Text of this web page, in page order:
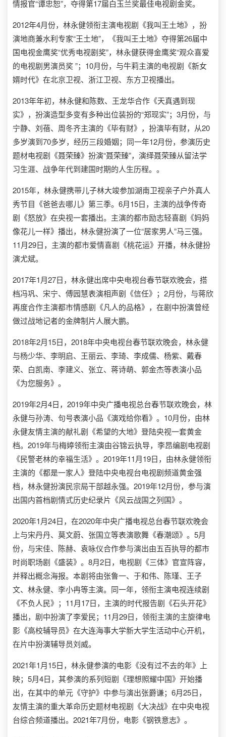
情报官“谭忠恕”，夺得第17届白玉兰奖最佳电视剧金奖。
2012年4月份，林永健领衔主演电视剧《我叫王土地》，扮
演地商兼水利专家“王土地”，《我叫王土地》夺得第26届中
国电视金鹰奖“优秀电视剧奖”，林永健获得金鹰奖“观众喜爱
的电视剧男演员奖 ”；10月份，与牛莉主演的电视剧《新女
婿时代》在北京卫视、浙江卫视、东方卫视播出。
2013年年初，林永健和陈数、王龙华合作《天真遇到现
实》，扮演造型多变有多种出位装扮的“郑现实”；3月份，与
宁静、刘蓓、周冬齐主演的《毕有财》，扮演毕有财，从20
多岁演到70多岁，经历三段婚姻；同一年12月份，参演历史
题材电视剧《聂荣臻》扮演“聂荣臻”，演绎聂荣臻从留法学
习生涯、战争年代到建国时期的人生历程。。
2015年，林永健携带儿子林大竣参加湖南卫视亲子户外真人
秀节目《爸爸去哪儿》第三季。6月15日，主演的战争传奇
剧《怒放》在央视一套播出。主演的都市励志轻喜剧《妈妈
像花儿一样》播出，林永健扮演了一位“居家男人”马三强。
11月29日，主演的都市爱情喜剧《桃花运》开播，林永健扮
演尤斌。
2017年1月27日，林永健出席中央电视台春节联欢晚会，搭
档冯巩、宋宁、傅园慧表演相声剧《信任》；2月份，与蒋欣
再度合作主演都市情感剧《凡人的品格》，在剧中扮演曾经
做过战地记者的金牌制片人展大鹏。
2018年2月15日，2018年中央电视台春节联欢晚会，林永健
与杨少华、李明启、王丽云、李琦、李成儒、杨紫、戴春
荣、白凯南、李建义、张立、蒋诗萌、郭金杰等表演小品
《为您服务》。
2019年2月4日，2019年中央广播电视总台春节联欢晚会，林
永健与孙涛、句号表演小品《演戏给你看》。10月份，由林
永健友情主演的献礼剧《希望的大地》登陆央视一套黄金
档。2019年与梅婷领衔主演由谷锦云执导，李昂编剧电视剧
《民警老林的幸福生活》。2019年11月19日，由林永健领衔
主演的《都是一家人》登陆中央电视台电视剧频道黄金强
档，林永健扮演民宗局干部越永强。2019年12月份，参与演
出国内首档剧情式历史纪录片《风云战国之列国》。
2020年1月24日，在2020年中央广播电视总台春节联欢晚会
上与宋丹丹、莫文蔚、张国立等表演歌舞《春潮颂》。5月
份，与宋佳、陈赫、袁咏仪合作参与演出由五百执导的都市
时尚职场剧《盛装》。8月2日，电视剧《三体》官宣阵容，
并释出概念海报。本剧将由张鲁一、于和伟、陈瑾、王子
文、林永健、李小冉等主演。同一年，领衔主演电视连续剧
《不负人民》；11月17日，主演的时代报告剧《石头开花》
播出，剧中扮演了李爱民；11月29日，领衔主演的主旋律电
影《高校辅导员》在大连海事大学新大学生活动中心开机，
在片中扮演辅导员刘威。
2021年1月15日，林永健参演的电影《没有过不去的年》上
映；5月4日，其参演的系列短剧《理想照耀中国》开始播
出，在其中的单元《守护》中参与演出张爵谦；6月25日，
友情主演的重大革命历史题材电视剧《大决战》在中央电视
台综合频道播出。2021年7月份，电影《钢铁意志》。